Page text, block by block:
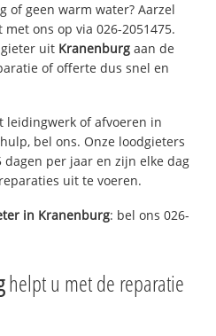
of geen warm water? Aarzel
ons op via 026-2051475.
uit Kranenburg aan de
of offerte dus snel en
leidingwerk of afvoeren in
bel ons. Onze loodgieters
per jaar en zijn elke dag
uit te voeren.
in Kranenburg: bel ons 026-
helpt u met de reparatie